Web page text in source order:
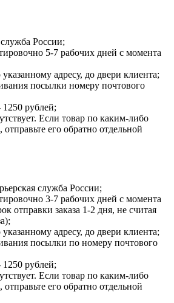
России;
5-7 рабочих дней с момента
адресу, до двери клиента;
посылки номеру почтового
1250 рублей;
Если товар по каким-либо
его обратно отдельной
служба России;
3-7 рабочих дней с момента
отправки заказа 1-2 дня, не считая
адресу, до двери клиента;
посылки по номеру почтового
1250 рублей;
Если товар по каким-либо
его обратно отдельной